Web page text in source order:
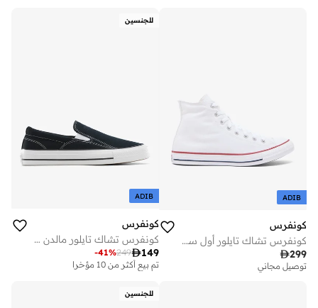
ADIB
كونفرس
كونفرس تشاك تايلور أول ستار
299
توصيل مجاني
للجنسين
ADIB
كونفرس
كونفرس تشاك تايلور مالدن ستريت سلايد أون
149
249
-41%
تم بيع أكثر من 10 مؤخرا
للجنسين